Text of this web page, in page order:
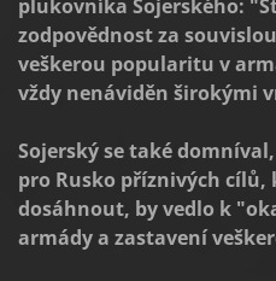
plukovníka Sojerského:
zodpovědnost za
veškerou popularitu v
vždy nenáviděn širokými
Sojerský se také
pro Rusko příznivých
dosáhnout, by vedlo k
armády a zastavení